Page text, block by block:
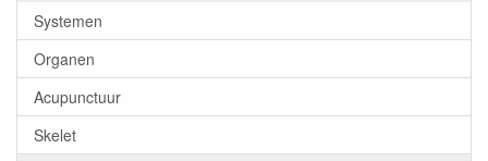
Systemen
Organen
Acupunctuur
Skelet